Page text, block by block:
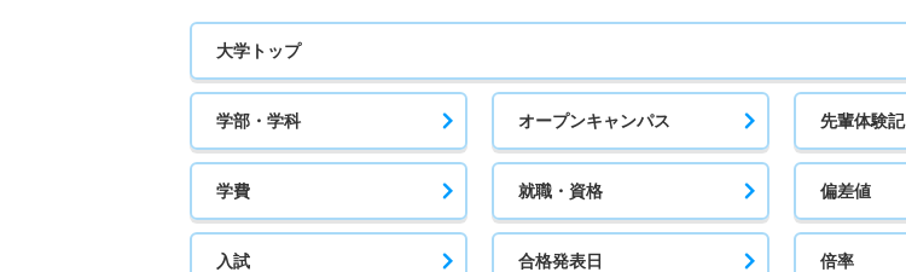
大学トップ
学部・学科 オープンキャンパス 先輩体験記
学費 就職・資格 偏差値
入試 合格発表日 倍率